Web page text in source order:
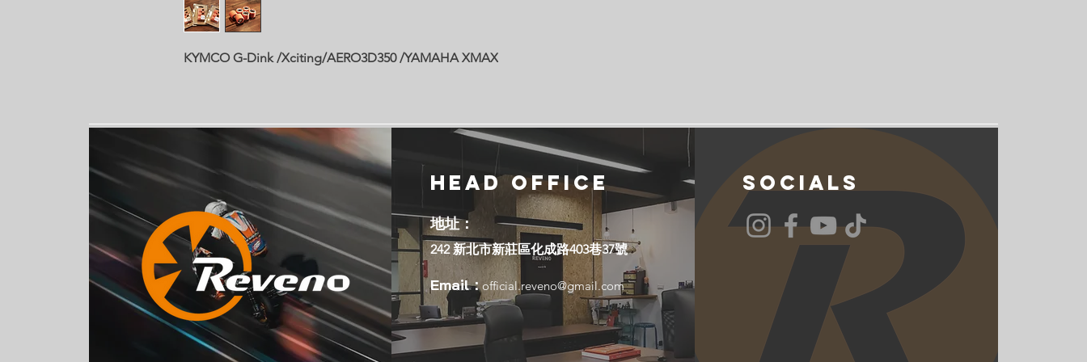
KYMCO G-Dink /Xciting/AERO3D350 /YAMAHA XMAX
Head Office
地址：
242 新北市新莊區化成路403巷37號
Email：official.reveno@gmail.com
Socials